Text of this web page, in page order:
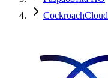
CockroachCloud